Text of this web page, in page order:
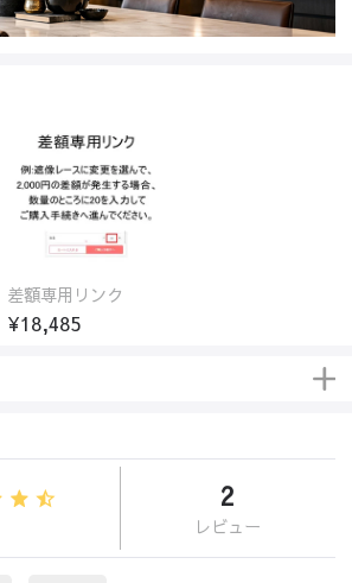
差額専用リンク
¥18,485
2
レビュー